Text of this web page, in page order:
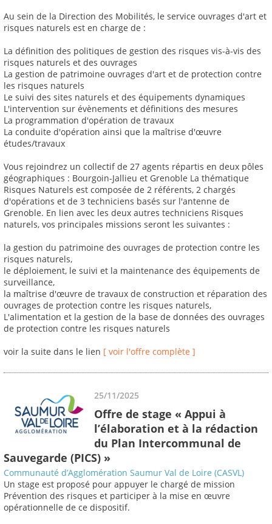
Au sein de la Direction des Mobilités, le service ouvrages d'art et
risques naturels est en charge de :
La définition des politiques de gestion des risques vis-à-vis des
risques naturels et des ouvrages
La gestion de patrimoine ouvrages d'art et de protection contre
les risques naturels
Le suivi des sites naturels et des équipements dynamiques
L'intervention sur évènements et définitions des mesures
La programmation d'opération de travaux
La conduite d'opération ainsi que la maîtrise d'œuvre
études/travaux
Vous rejoindrez un collectif de 27 agents répartis en deux pôles
géographiques : Bourgoin-Jallieu et Grenoble La thématique
Risques Naturels est composée de 2 référents, 2 chargés
d'opérations et de 3 techniciens basés sur l'antenne de
Grenoble. En lien avec les deux autres techniciens Risques
naturels, vos principales missions seront les suivantes :
la gestion du patrimoine des ouvrages de protection contre les
risques naturels,
le déploiement, le suivi et la maintenance des équipements de
surveillance,
la maîtrise d'œuvre de travaux de construction et réparation des
ouvrages de protection contre les risques naturels,
L'alimentation et la gestion de la base de données des ouvrages
de protection contre les risques naturels
voir la suite dans le lien [ voir l'offre complète ]
25/11/2025
Offre de stage « Appui à
l’élaboration et à la rédaction
du Plan Intercommunal de
Sauvegarde (PICS) »
Communauté d’Agglomération Saumur Val de Loire (CASVL)
Un stage est proposé pour appuyer le chargé de mission
Prévention des risques et participer à la mise en œuvre
opérationnelle de ce dispositif.